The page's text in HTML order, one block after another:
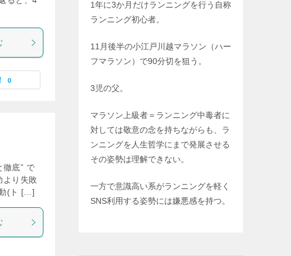
0
徹底” で
より失敗
動(ト […]
1年に3か月だけランニングを行う自称
ランニング初心者。
11月後半の小江戸川越マラソン（ハー
フマラソン）で90分切を狙う。
3児の父。
マラソン上級者＝ランニング中毒者に
対しては敬意の念を持ちながらも、ラ
ンニングを人生哲学にまで発展させる
その姿勢は理解できない。
一方で意識高い系がランニングを軽く
SNS利用する姿勢には嫌悪感を持つ。